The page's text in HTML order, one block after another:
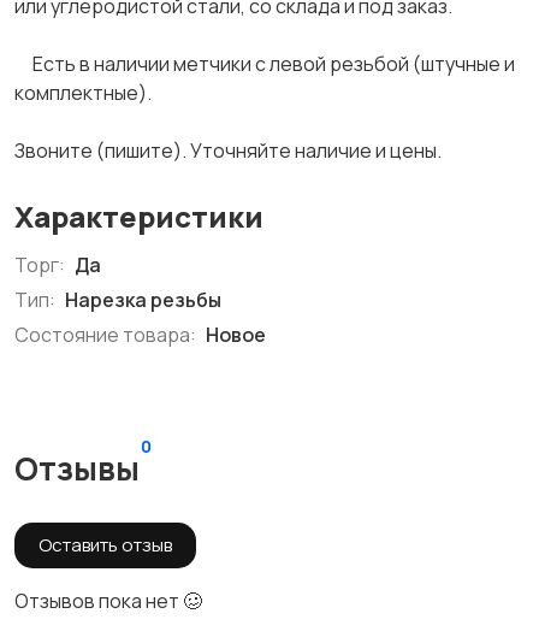
или углеродистой стали, со склада и под заказ.
Есть в наличии метчики с левой резьбой (штучные и
комплектные).
Звоните (пишите). Уточняйте наличие и цены.
Характеристики
Торг: Да
Тип: Нарезка резьбы
Состояние товара: Новое
Отзывы
0
Оставить отзыв
Отзывов пока нет 🥴